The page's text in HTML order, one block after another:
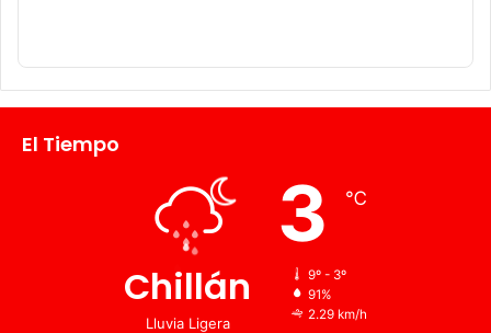
El Tiempo
Chillán
Lluvia Ligera
3 ℃
9º - 3º
91%
2.29 km/h